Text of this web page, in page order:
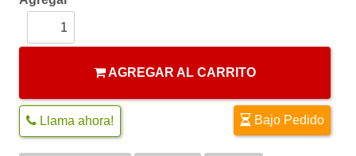
AGREGAR AL CARRITO
Bajo Pedido
Llama ahora!